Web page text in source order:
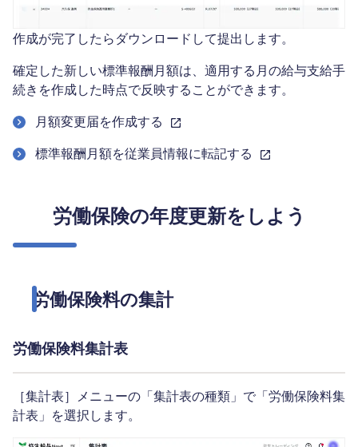
作成が完了したらダウンロードして提出します。
確定した新しい標準報酬月額は、適用する月の給与支給手
続きを作成した時点で反映することができます。
月額変更届を作成する
標準報酬月額を従業員情報に転記する
労働保険の年度更新をしよう
労働保険料の集計
労働保険料集計表
［集計表］メニューの「集計表の種類」で「労働保険料集
計表」を選択します。